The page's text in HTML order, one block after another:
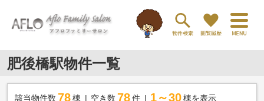
肥後橋駅物件一覧
該当物件数 78棟 空き数 78 件 1～30 棟を表示